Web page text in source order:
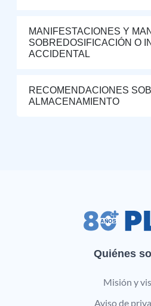
MANIFESTACIONES Y
SOBREDOSIFICACIÓN O
ACCIDENTAL
RECOMENDACIONES
ALMACENAMIENTO
Quiénes
Misión y
Aviso de